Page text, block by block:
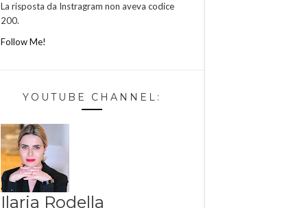
La risposta da Instragram non aveva codice
200.
Follow Me!
YOUTUBE CHANNEL:
Ilaria Rodella